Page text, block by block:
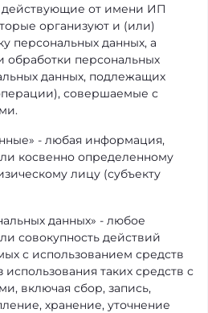
действующие от имени ИП
организуют и (или)
персональных данных, а
обработки персональных
данных, подлежащих
совершаемые с
- любая информация,
косвенно определенному
лицу (субъекту
данных» - любое
совокупность действий
с использованием средств
таких средств с
включая сбор, запись,
хранение, уточнение